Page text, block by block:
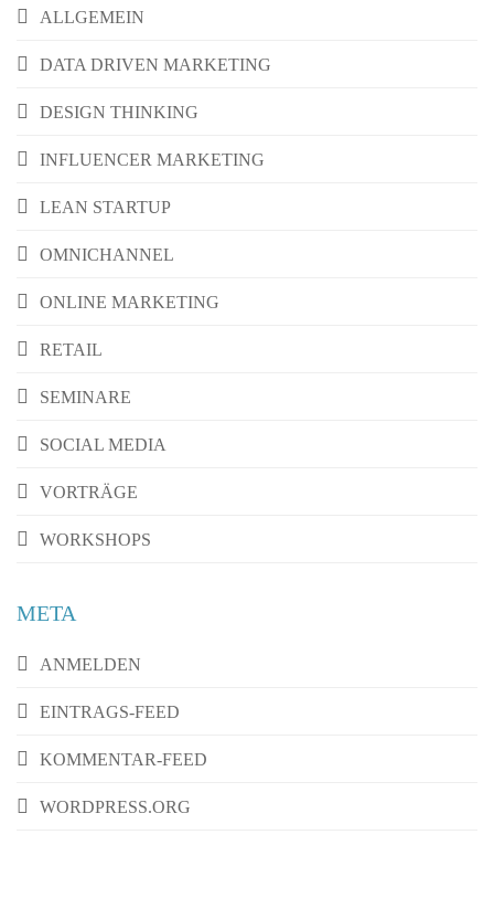
ALLGEMEIN
DATA DRIVEN MARKETING
DESIGN THINKING
INFLUENCER MARKETING
LEAN STARTUP
OMNICHANNEL
ONLINE MARKETING
RETAIL
SEMINARE
SOCIAL MEDIA
VORTRÄGE
WORKSHOPS
META
ANMELDEN
EINTRAGS-FEED
KOMMENTAR-FEED
WORDPRESS.ORG